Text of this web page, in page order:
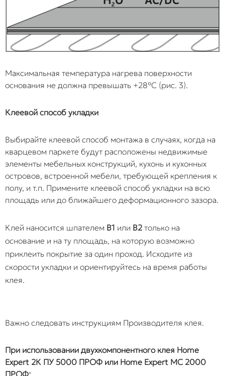
высока, он либо
декоративный
порожек, либо
из-за чего
коробится по
Максимальная температура нагрева поверхности
основания не должна превышать +28°С (рис. 3).
Клеевой способ укладки
Выбирайте клеевой способ монтажа в случаях, когда на
кварцевом паркете будут расположены недвижимые
элементы мебельных конструкций, кухонь и кухонных
островов, встроенной мебели, требующей крепления к
полу, и т.п. Примените клеевой способ укладки на всю
площадь или до ближайшего деформационного зазора.
Клей наносится шпателем B1 или B2 только на
основание и на ту площадь, на которую возможно
приклеить покрытие за один проход. Исходите из
скорости укладки и ориентируйтесь на время работы
клея.
Важно следовать инструкциям Производителя клея.
При использовании двухкомпонентного клея Home
Expert 2К ПУ 5000 ПРОФ или Home Expert МС 2000
ПРОФ: